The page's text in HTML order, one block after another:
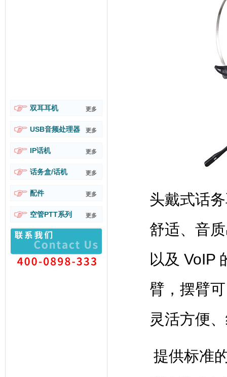
双耳耳机 更多
USB音频处理器 更多
IP话机 更多
话务盒/话机 更多
配件 更多
空管PTT系列 更多
头戴式话
舒适、音
以及 VoIP
臂，摆臂
灵活方便
提供标准